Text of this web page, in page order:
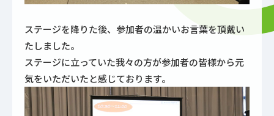
ステージを降りた後、参加者の温かいお言葉を頂戴い
たしました。
ステージに立っていた我々の方が参加者の皆様から元
気をいただいたと感じております。